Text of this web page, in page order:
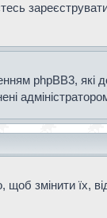
phpBB3, які
щоб змінити їх,